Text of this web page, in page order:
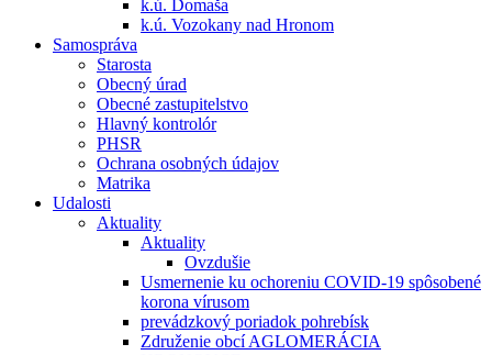
k.ú. Domaša
k.ú. Vozokany nad Hronom
Samospráva
Starosta
Obecný úrad
Obecné zastupitelstvo
Hlavný kontrolór
PHSR
Ochrana osobných údajov
Matrika
Udalosti
Aktuality
Aktuality
Ovzdušie
Usmernenie ku ochoreniu COVID-19 spôsobené
korona vírusom
prevádzkový poriadok pohrebísk
Združenie obcí AGLOMERÁCIA